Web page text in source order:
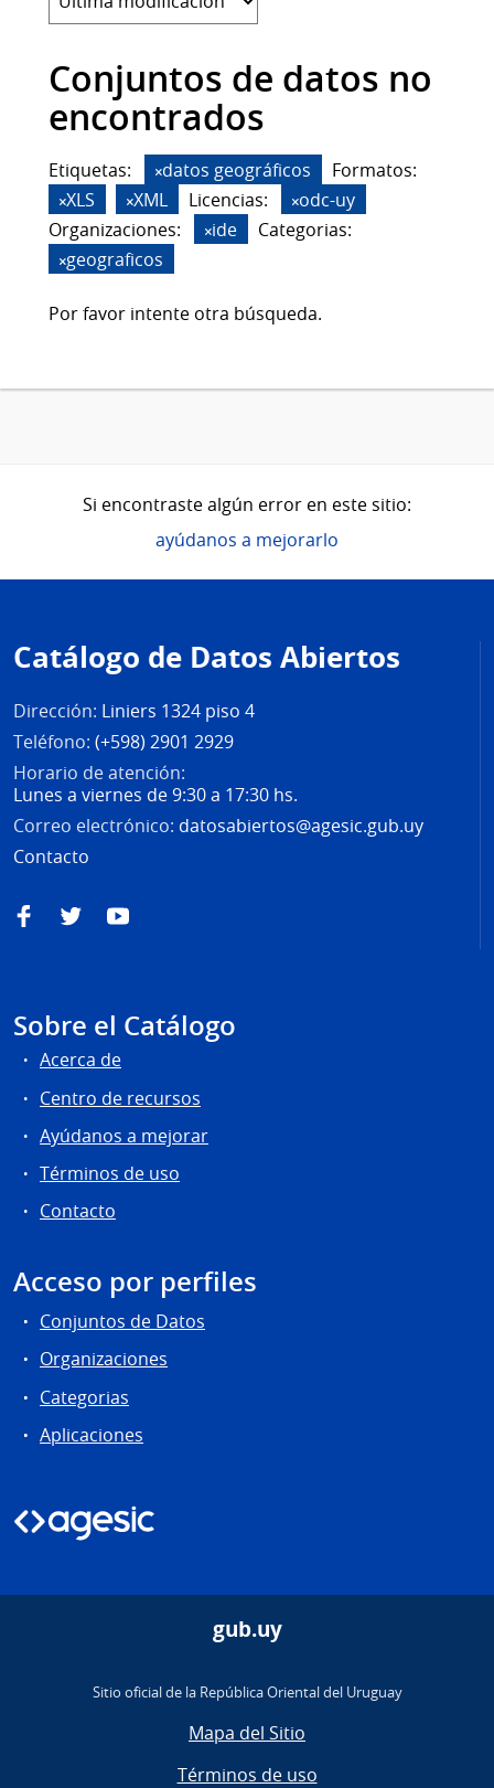
Conjuntos de datos no
encontrados
Etiquetas: datos geográficos
Formatos:
XLS
XML Licencias:
odc-uy
Organizaciones:
ide
Categorias:
geograficos
Por favor intente otra búsqueda.
Si encontraste algún error en este sitio:
ayúdanos a mejorarlo
de
página
Catálogo de Datos Abiertos
Dirección: Liniers 1324 piso 4
Teléfono: (+598) 2901 2929
Horario de atención:
Lunes a viernes de 9:30 a 17:30 hs.
Correo electrónico: datosabiertos@agesic.gub.uy
Contacto
FacebookTwitterYouTube
Sobre el Catálogo
Acerca de
Centro de recursos
Ayúdanos a mejorar
Términos de uso
Contacto
Acceso por perfiles
Conjuntos de Datos
Organizaciones
Categorias
Aplicaciones
gub.uy
Sitio oficial de la República Oriental del Uruguay
Mapa del Sitio
Términos de uso